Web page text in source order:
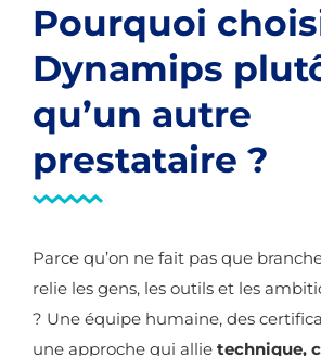
Pourquoi
Dynamips
qu’un autre
prestataire ?
Parce qu’on ne fait pas que
relie les gens, les outils et les
? Une équipe humaine, des
une approche qui allie technique,